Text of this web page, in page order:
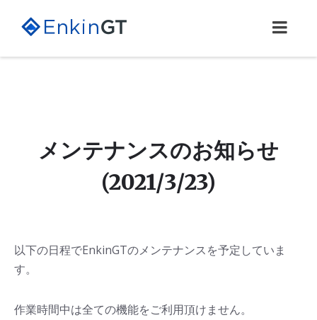
content
main
footer
メンテナンスのお知らせ
(2021/3/23)
以下の日程でEnkinGTのメンテナンスを予定していま
す。
作業時間中は全ての機能をご利用頂けません。